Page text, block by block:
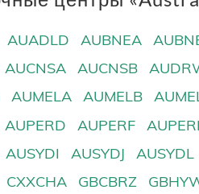
AUADLD AUBNEA
AUCNSA AUCNSB
AUMELA AUMELB
AUPERD AUPERF
AUSYDI AUSYDJ AUSYDL
CXXCHA GBCBRZ